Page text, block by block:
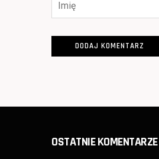
OSTATNIE KOMENTARZE